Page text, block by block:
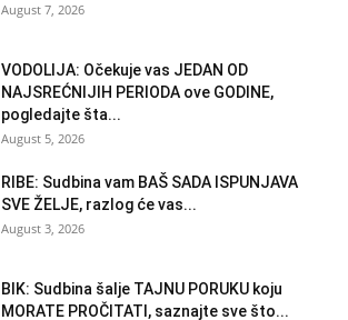
August 7, 2026
VODOLIJA: Očekuje vas JEDAN OD
NAJSREĆNIJIH PERIODA ove GODINE,
pogledajte šta...
August 5, 2026
RIBE: Sudbina vam BAŠ SADA ISPUNJAVA
SVE ŽELJE, razlog će vas...
August 3, 2026
BIK: Sudbina šalje TAJNU PORUKU koju
MORATE PROČITATI, saznajte sve što...